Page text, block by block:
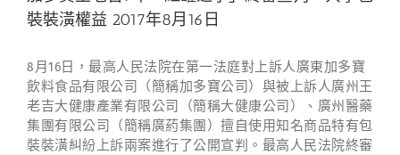
裝裝潢權益 2017年8月16日
8月16日，最高人民法院在第一法庭對上訴人廣東加多寶
飲料食品有限公司（簡稱加多寶公司）與被上訴人廣州王
老吉大健康產業有限公司（簡稱大健康公司）、廣州醫藥
集團有限公司（簡稱廣葯集團）擅自使用知名商品特有包
裝裝潢糾紛上訴兩案進行了公開宣判。最高人民法院終審